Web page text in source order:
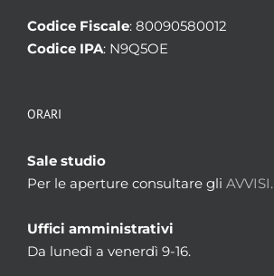
Codice Fiscale: 80090580012
Codice IPA: N9Q5OE
ORARI
Sale studio
Per le aperture consultare gli AVVISI.
Uffici amministrativi
Da lunedì a venerdì 9-16.